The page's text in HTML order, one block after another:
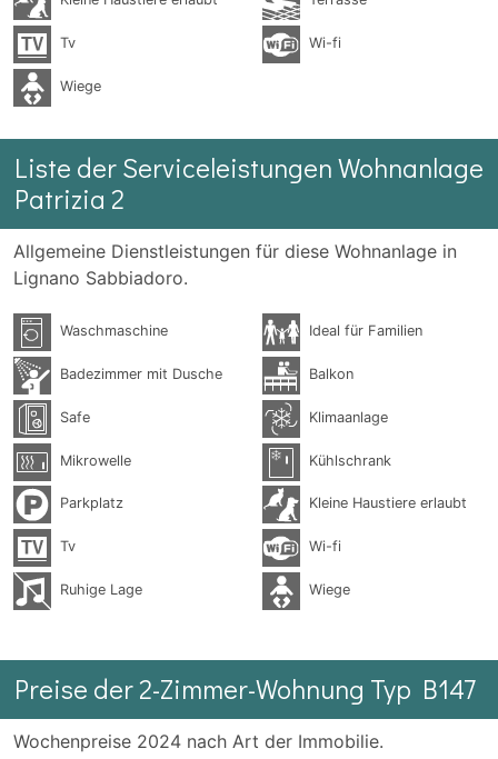
Tv Wi-fi
Wiege
Liste der Serviceleistungen Wohnanlage
Patrizia 2
Allgemeine Dienstleistungen für diese Wohnanlage in
Lignano Sabbiadoro.
Waschmaschine Ideal für Familien
Badezimmer mit Dusche Balkon
Safe Klimaanlage
Mikrowelle Kühlschrank
Parkplatz Kleine Haustiere erlaubt
Tv Wi-fi
Ruhige Lage Wiege
Preise der 2-Zimmer-Wohnung Typ B147
Wochenpreise 2024 nach Art der Immobilie.